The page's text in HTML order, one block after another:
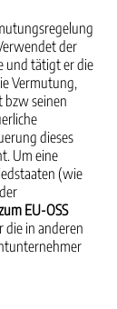
der
und tätigt er die
Vermutung,
bzw seinen
dieses
Um eine
(wie
EU-OSS
die in anderen